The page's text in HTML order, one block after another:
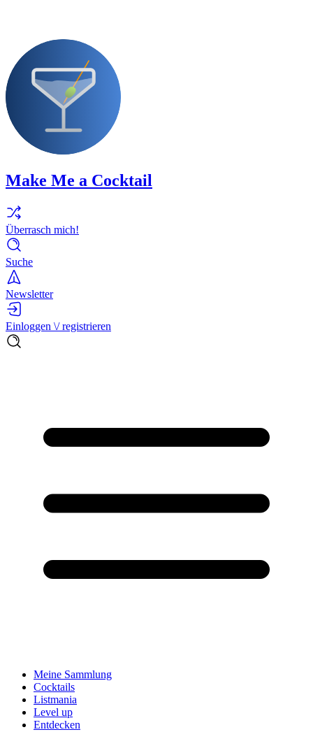
Make Me a Cocktail
Überrasch mich!
Suche
Newsletter
Einloggen \/ registrieren
Meine Sammlung
Cocktails
Listmania
Level up
Entdecken